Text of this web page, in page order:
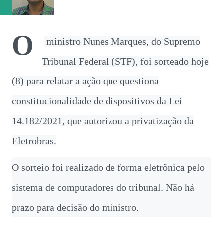
em 1 a 1 em Mirassol. Na próxima terça-fei...
O
ministro Nunes Marques, do Supremo
Tribunal Federal (STF), foi sorteado hoje
(8) para relatar a ação que questiona
constitucionalidade de dispositivos da Lei
14.182/2021, que autorizou a privatização da
Eletrobras.
O sorteio foi realizado de forma eletrônica pelo
sistema de computadores do tribunal. Não há
prazo para decisão do ministro.